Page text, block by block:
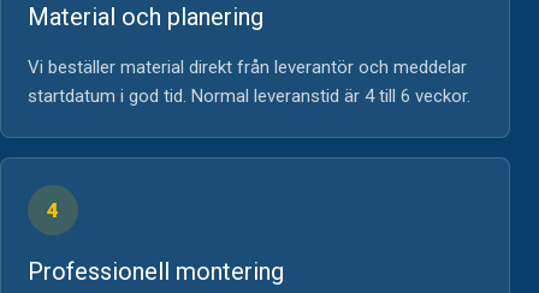
Material och planering
Vi beställer material direkt från leverantör och meddelar
startdatum i god tid. Normal leveranstid är 4 till 6 veckor.
4
Professionell montering